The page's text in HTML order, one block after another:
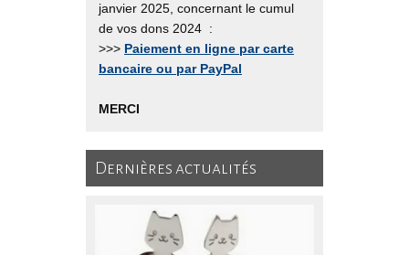
janvier 2025, concernant le cumul
de vos dons 2024 :
>>> Paiement en ligne par carte
bancaire ou par PayPal
MERCI
Dernières actualités